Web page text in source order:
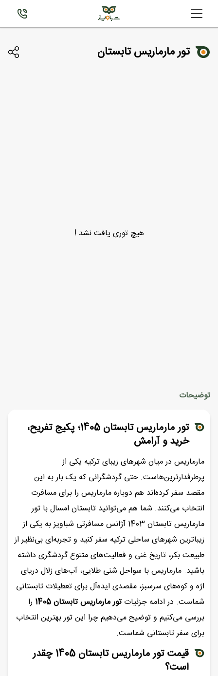
تور مارماریس تابستان
هیچ توری یافت نشد !
توضیحات
تور مارماریس تابستان 1405؛ پکیج تفریح،
خرید و آرامش
مارماریس در میان شهرهای زیبای ترکیه یکی از
پرطرفدارترین‌هاست. حتی گردشگرانی که یک بار به این
مقصد سفر کرده‌اند هم دوباره مارماریس را برای مسافرت
انتخاب می‌کنند. شما هم می‌توانید تابستان امسال با تور
مارماریس تابستان 1403 آژانس مسافرتی شباویز به یکی از
زیباترین شهرهای ساحلی ترکیه سفر کنید و تجربه‌ای بی‌نظیر از
طبیعت بکر، تاریخ غنی و فعالیت‌های متنوع گردشگری داشته
باشید. مارماریس با سواحل شنی طلایی، آب‌های زلال دریای
اژه و کوه‌های سرسبز، مقصدی ایده‌آل برای تعطیلات تابستانی
شماست. در ادامه جزئیات تور مارماریس تابستان 1405
را
بررسی می‌کنیم و توضیح می‌دهیم چرا این تور بهترین انتخاب
برای سفر تابستانی شماست.
قیمت تور مارماریس تابستان 1405 چقدر
است؟